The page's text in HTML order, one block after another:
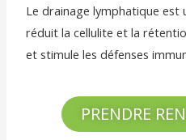
Le drainage lymphatique est
réduit la cellulite et la
et stimule les défenses
PRENDRE